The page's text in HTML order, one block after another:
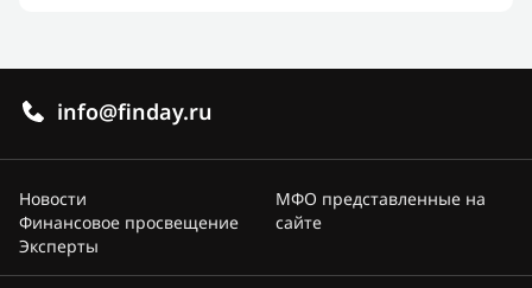
info@finday.ru
Новости
Финансовое просвещение
Эксперты
МФО представленные на
сайте